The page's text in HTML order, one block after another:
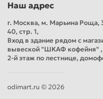
Наш адрес
г. Москва, м. Марьина
40, стр. 1,
Вход в здание рядом с
вывеской "ШКАФ кофейня" ,
2-й этаж по лестнице,
odimart.ru © 2026